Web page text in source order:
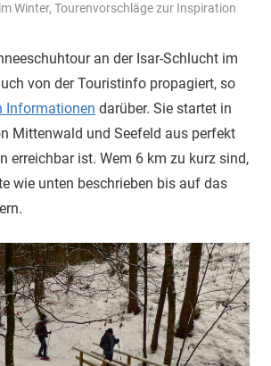
Winter,Tourenvorschläge zur Inspiration
an der Isar-Schlucht im
von der Touristinfo propagiert, so
Informationen darüber. Sie startet in
Mittenwald und Seefeld aus perfekt
erreichbar ist. Wem 6 km zu kurz sind,
wie unten beschrieben bis auf das